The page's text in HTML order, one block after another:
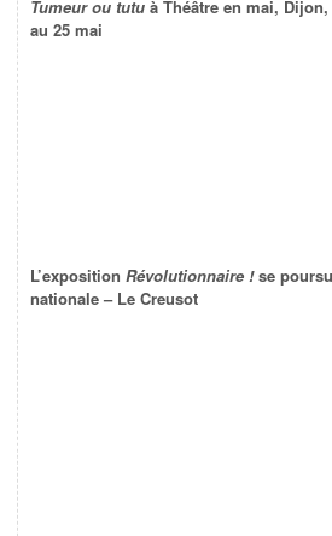
Tumeur ou tutu à Théâtre en mai,
au 25 mai
L’exposition Révolutionnaire !se
nationale – Le Creusot